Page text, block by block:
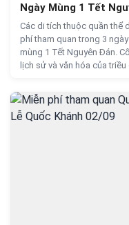
Ngày Mùng 1 Tết
Các di tích thuộc quần thể
phí tham quan trong 3
mùng 1 Tết Nguyên Đán.
lịch sử và văn hóa của triều